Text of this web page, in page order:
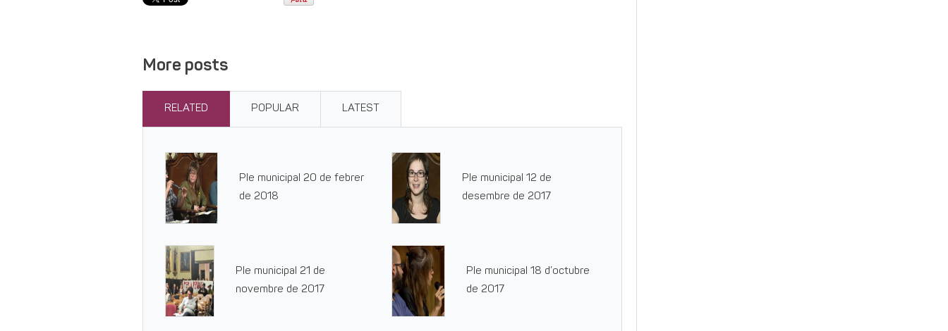
More posts
RELATED POPULAR LATEST
Ple municipal 20 de febrer
de 2018
Ple municipal 12 de
desembre de 2017
Ple municipal 21 de
novembre de 2017
Ple municipal 18 d’octubre
de 2017